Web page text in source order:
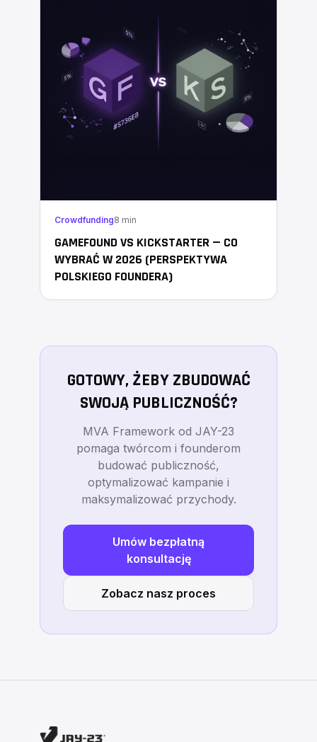
Crowdfunding8 min
GAMEFOUND VS KICKSTARTER — CO
WYBRAĆ W 2026 (PERSPEKTYWA
POLSKIEGO FOUNDERA)
GOTOWY, ŻEBY ZBUDOWAĆ
SWOJĄ PUBLICZNOŚĆ?
MVA Framework od JAY-23
pomaga twórcom i founderom
budować publiczność,
optymalizować kampanie i
maksymalizować przychody.
Umów bezpłatną
konsultację
Zobacz nasz proces